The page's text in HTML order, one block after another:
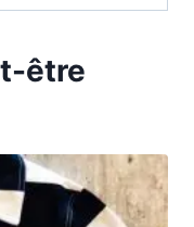
être